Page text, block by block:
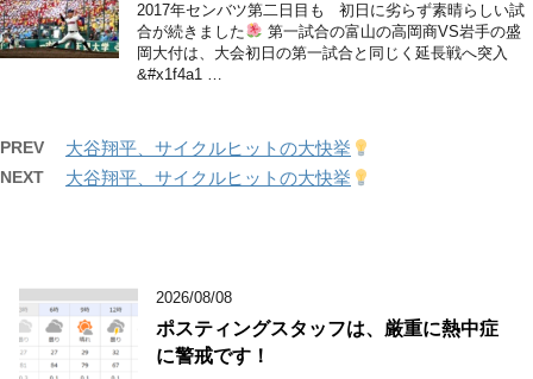
2017年センバツ第二日目も 初日に劣らず素晴らしい試
合が続きました
第一試合の富山の高岡商VS岩手の盛
岡大付は、大会初日の第一試合と同じく延長戦へ突入
&#x1f4a1 …
PREV 大谷翔平、サイクルヒットの大快挙
NEXT 大谷翔平、サイクルヒットの大快挙
2026/08/08
ポスティングスタッフは、厳重に熱中症
に警戒です！